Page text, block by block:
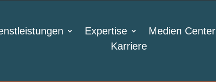
Expertise Medien Center
Karriere